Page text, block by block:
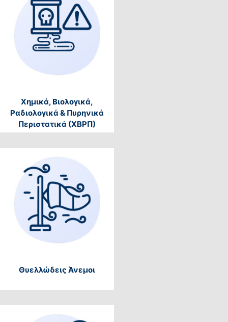
Χημικά, Βιολογικά,
Ραδιολογικά & Πυρηνικά
Περιστατικά (ΧΒΡΠ)
Θυελλώδεις Άνεμοι